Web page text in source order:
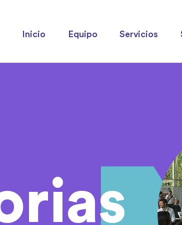
Inicio Equipo Servicios